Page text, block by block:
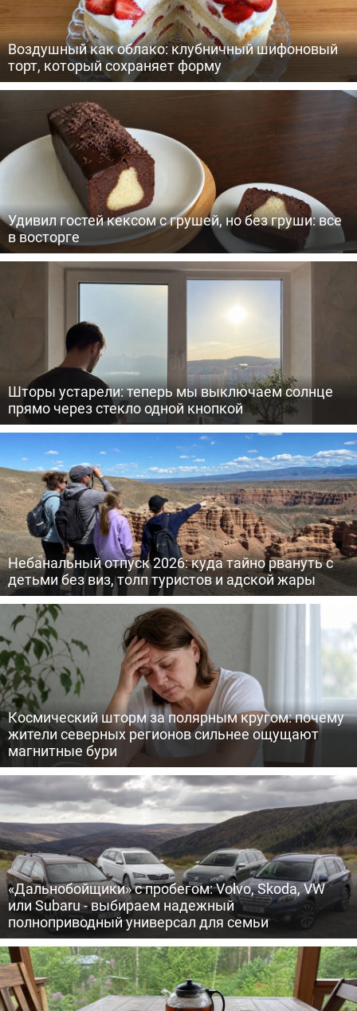
Воздушный как облако: клубничный шифоновый
торт, который сохраняет форму
Удивил гостей кексом с грушей, но без груши: все
в восторге
Шторы устарели: теперь мы выключаем солнце
прямо через стекло одной кнопкой
Небанальный отпуск 2026: куда тайно рвануть с
детьми без виз, толп туристов и адской жары
Космический шторм за полярным кругом: почему
жители северных регионов сильнее ощущают
магнитные бури
«Дальнобойщики» с пробегом: Volvo, Skoda, VW
или Subaru - выбираем надежный
полноприводный универсал для семьи